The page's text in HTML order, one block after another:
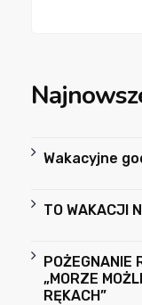
Wakacyjne
TO WAKACJI
POŻEGNANIE
„MORZE
RĘKACH”